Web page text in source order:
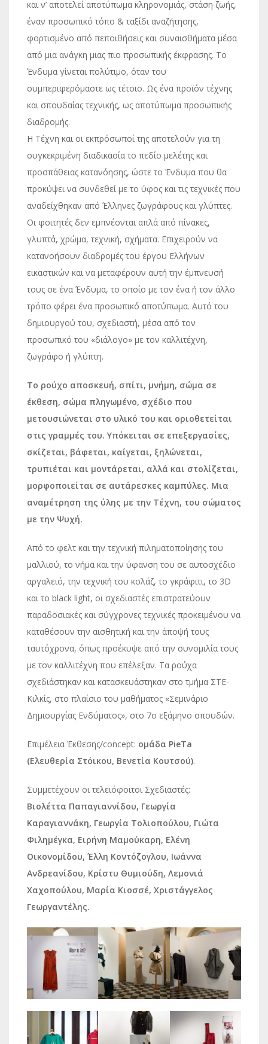
και ν’ αποτελεί αποτύπωμα κληρονομιάς, στάση ζωής,
έναν προσωπικό τόπο & ταξίδι αναζήτησης,
φορτισμένο από πεποιθήσεις και συναισθήματα μέσα
από μια ανάγκη μιας πιο προσωπικής έκφρασης. Το
Ένδυμα γίνεται πολύτιμο, όταν του
συμπεριφερόμαστε ως τέτοιο. Ως ένα προϊόν τέχνης
και σπουδαίας τεχνικής, ως αποτύπωμα προσωπικής
διαδρομής.
Η Τέχνη και οι εκπρόσωποί της αποτελούν για τη
συγκεκριμένη διαδικασία το πεδίο μελέτης και
προσπάθειας κατανόησης, ώστε το Ένδυμα που θα
προκύψει να συνδεθεί με το ύφος και τις τεχνικές που
αναδείχθηκαν από Έλληνες ζωγράφους και γλύπτες.
Οι φοιτητές δεν εμπνέονται απλά από πίνακες,
γλυπτά, χρώμα, τεχνική, σχήματα. Επιχειρούν να
κατανοήσουν διαδρομές του έργου Ελλήνων
εικαστικών και να μεταφέρουν αυτή την έμπνευσή
τους σε ένα Ένδυμα, το οποίο με τον ένα ή τον άλλο
τρόπο φέρει ένα προσωπικό αποτύπωμα. Αυτό του
δημιουργού του, σχεδιαστή, μέσα από τον
προσωπικό του «διάλογο» με τον καλλιτέχνη,
ζωγράφο ή γλύπτη.
Το ρούχο αποσκευή, σπίτι, μνήμη, σώμα σε
έκθεση, σώμα πληγωμένο, σχέδιο που
μετουσιώνεται στο υλικό του και οριοθετείται
στις γραμμές του. Υπόκειται σε επεξεργασίες,
σκίζεται, βάφεται, καίγεται, ξηλώνεται,
τρυπιέται και μοντάρεται, αλλά και στολίζεται,
μορφοποιείται σε αυτάρεσκες καμπύλες. Μια
αναμέτρηση της ύλης με την Τέχνη, του σώματος
με την Ψυχή.
Από το φελτ και την τεχνική πιληματοποίησης του
μαλλιού, το νήμα και την ύφανση του σε αυτοσχέδιο
αργαλειό, την τεχνική του κολάζ, το γκράφιτι, το 3D
και το black light, οι σχεδιαστές επιστρατεύουν
παραδοσιακές και σύγχρονες τεχνικές προκειμένου να
καταθέσουν την αισθητική και την άποψή τους
ταυτόχρονα, όπως προέκυψε από την συνομιλία τους
με τον καλλιτέχνη που επέλεξαν. Τα ρούχα
σχεδιάστηκαν και κατασκευάστηκαν στο τμήμα ΣΤΕ-
Κιλκίς, στο πλαίσιο του μαθήματος «Σεμινάριο
Δημιουργίας Ενδύματος», στο 7ο εξάμηνο σπουδών.
Επιμέλεια Έκθεσης/concept: ομάδα PieTa
(Ελευθερία Στόικου, Βενετία Κουτσού).
Συμμετέχουν οι τελειόφοιτοι Σχεδιαστές:
Βιολέττα Παπαγιαννίδου, Γεωργία
Καραγιαννάκη, Γεωργία Τολιοπούλου, Γιώτα
Φιλημέγκα, Ειρήνη Μαμούκαρη, Ελένη
Οικονομίδου, Έλλη Κοντόζογλου, Ιωάννα
Ανδρεανίδου, Κρίστυ Θυμιούδη, Λεμονιά
Χαχοπούλου, Μαρία Κιοσσέ, Χριστάγγελος
Γεωργαντέλης.